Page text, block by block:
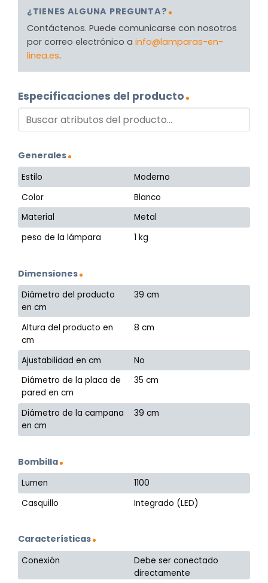
¿TIENES ALGUNA PREGUNTA?
Contáctenos. Puede comunicarse con nosotros
por correo electrónico a info@lamparas-en-
linea.es.
Especificaciones del producto
Generales
Estilo
Moderno
Color
Blanco
Material
Metal
peso de la lámpara
1 kg
Dimensiones
Diámetro del producto
en cm
39 cm
Altura del producto en
cm
8 cm
Ajustabilidad en cm
No
Diámetro de la placa de
pared en cm
35 cm
Diámetro de la campana
en cm
39 cm
Bombilla
Lumen
1100
Casquillo
Integrado (LED)
Características
Conexión
Debe ser conectado
directamente